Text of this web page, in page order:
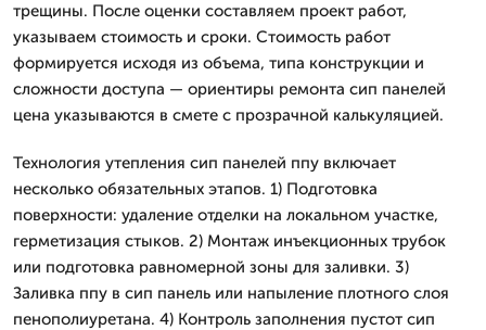
трещины. После оценки составляем проект работ,
указываем стоимость и сроки. Стоимость работ
формируется исходя из объема, типа конструкции и
сложности доступа — ориентиры ремонта сип панелей
цена указываются в смете с прозрачной калькуляцией.
Технология утепления сип панелей ппу включает
несколько обязательных этапов. 1) Подготовка
поверхности: удаление отделки на локальном участке,
герметизация стыков. 2) Монтаж инъекционных трубок
или подготовка равномерной зоны для заливки. 3)
Заливка ппу в сип панель или напыление плотного слоя
пенополиуретана. 4) Контроль заполнения пустот сип